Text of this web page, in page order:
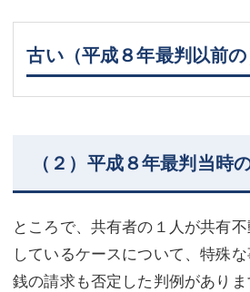
古い（平成８年最判以前
（２）平成８年最判当時
ところで、共有者の１人が共有
しているケースについて、特殊
銭の請求も否定した判例がありま